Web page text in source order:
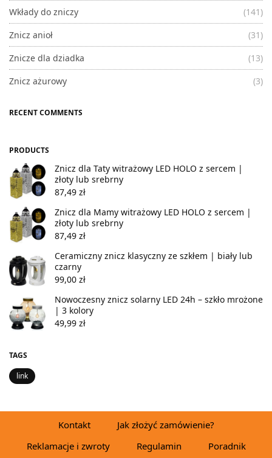
Wkłady do zniczy
(141)
Znicz anioł
(31)
Znicze dla dziadka
(13)
Znicz ażurowy
(3)
RECENT COMMENTS
PRODUCTS
Znicz dla Taty witrażowy LED HOLO z sercem |
złoty lub srebrny
87,49 zł
Znicz dla Mamy witrażowy LED HOLO z sercem |
złoty lub srebrny
87,49 zł
Ceramiczny znicz klasyczny ze szkłem | biały lub
czarny
99,00 zł
Nowoczesny znicz solarny LED 24h – szkło mrożone
| 3 kolory
49,99 zł
TAGS
link
Kontakt
Jak złożyć zamówienie?
Reklamacje i zwroty
Regulamin
Poradnik